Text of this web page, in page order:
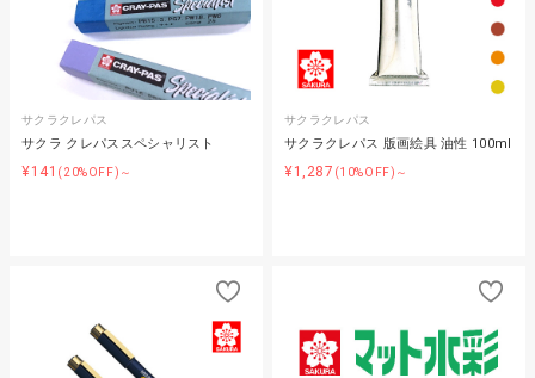
サクラクレパス
サクラ クレパススペシャリスト
¥141 (20%OFF)～
サクラクレパス
サクラクレパス 版画絵具 油性 100ml
¥1,287 (10%OFF)～